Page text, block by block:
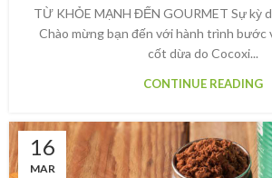
TỪ KHỎE MẠNH ĐẾN GOURMET Sự kỳ
Chào mừng bạn đến với hành trình bước
cốt dừa do Cocoxi...
CONTINUE READING
16
MAR